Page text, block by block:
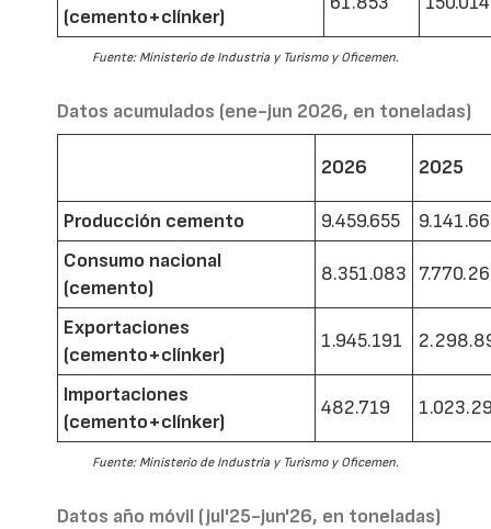
(cemento+clínker)
Fuente: Ministerio de Industria y Turismo y Oficemen.
Datos acumulados (ene-jun 2026, en toneladas)
2026 2025
Producción cemento 9.459.655
Consumo nacional
(cemento)
8.351.083
Exportaciones
(cemento+clínker)
1.945.191
Importaciones
(cemento+clínker)
482.719
Fuente: Ministerio de Industria y Turismo y Oficemen.
Datos año móvil (jul'25-jun'26, en toneladas)